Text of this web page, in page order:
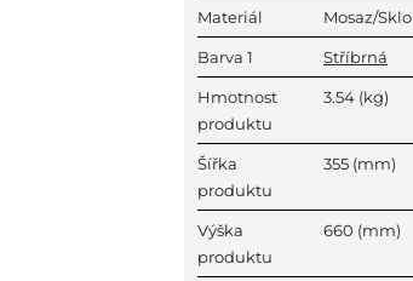
Materiál Mosaz/Sklo
Barva 1 Stříbrná
Hmotnost
produktu
3.54 (kg)
Šířka
produktu
355 (mm)
Výška
produktu
660 (mm)